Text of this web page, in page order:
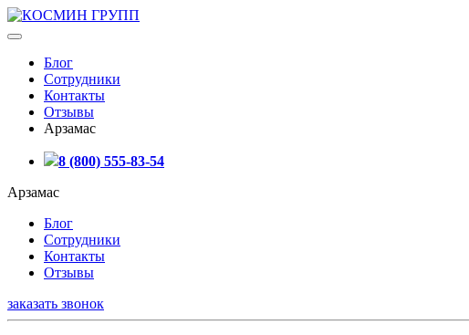
Блог
Сотрудники
Контакты
Отзывы
Арзамас
8 (800) 555-83-54
Арзамас
Блог
Сотрудники
Контакты
Отзывы
заказать звонок